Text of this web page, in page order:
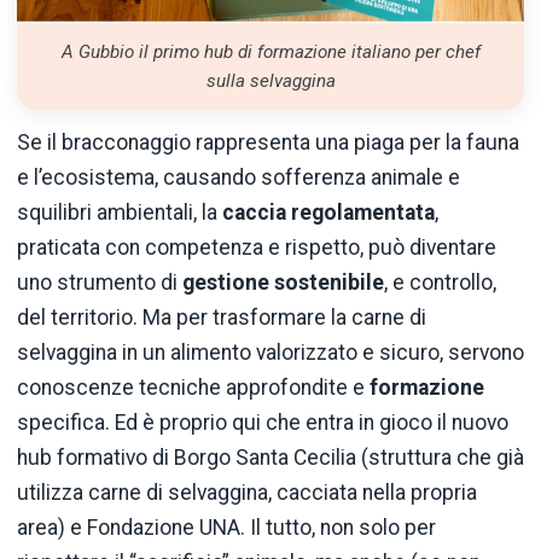
A Gubbio il primo hub di formazione italiano per chef
sulla selvaggina
Se il bracconaggio rappresenta una piaga per la fauna
e l’ecosistema, causando sofferenza animale e
squilibri ambientali, la caccia regolamentata,
praticata con competenza e rispetto, può diventare
uno strumento di gestione sostenibile, e controllo,
del territorio. Ma per trasformare la carne di
selvaggina in un alimento valorizzato e sicuro, servono
conoscenze tecniche approfondite e formazione
specifica. Ed è proprio qui che entra in gioco il nuovo
hub formativo di Borgo Santa Cecilia (struttura che già
utilizza carne di selvaggina, cacciata nella propria
area) e Fondazione UNA. Il tutto, non solo per